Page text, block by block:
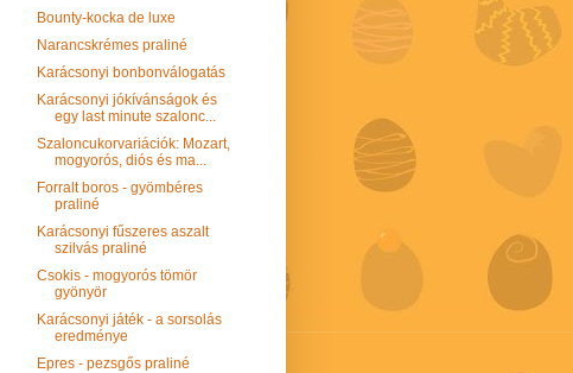
Bounty-kocka de luxe
Narancskrémes praliné
Karácsonyi bonbonválogatás
Karácsonyi jókívánságok és
egy last minute szalonc...
Szaloncukorvariációk: Mozart,
mogyorós, diós és ma...
Forralt boros - gyömbéres
praliné
Karácsonyi fűszeres aszalt
szilvás praliné
Csokis - mogyorós tömör
gyönyör
Karácsonyi játék - a sorsolás
eredménye
Epres - pezsgős praliné